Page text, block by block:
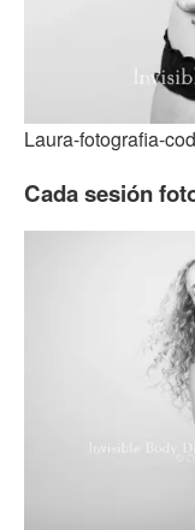
Laura-fotografia-
Cada sesión